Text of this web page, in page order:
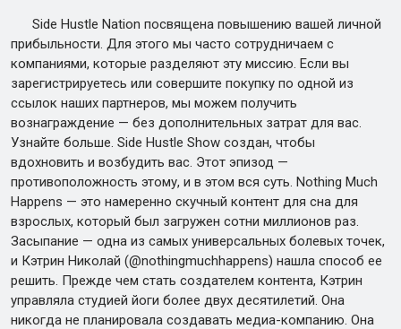
Side Hustle Nation посвящена повышению вашей личной
прибыльности. Для этого мы часто сотрудничаем с
компаниями, которые разделяют эту миссию. Если вы
зарегистрируетесь или совершите покупку по одной из
ссылок наших партнеров, мы можем получить
вознаграждение — без дополнительных затрат для вас.
Узнайте больше. Side Hustle Show создан, чтобы
вдохновить и возбудить вас. Этот эпизод —
противоположность этому, и в этом вся суть. Nothing Much
Happens — это намеренно скучный контент для сна для
взрослых, который был загружен сотни миллионов раз.
Засыпание — одна из самых универсальных болевых точек,
и Кэтрин Николай (@nothingmuchhappens) нашла способ ее
решить. Прежде чем стать создателем контента, Кэтрин
управляла студией йоги более двух десятилетий. Она
никогда не планировала создавать медиа-компанию. Она